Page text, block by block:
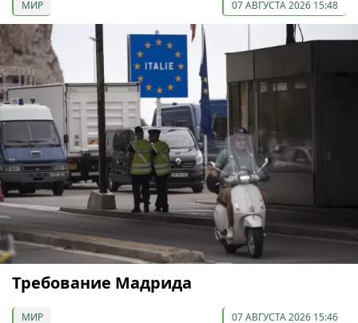
МИР 07 АВГУСТА 2026 15:48
Требование Мадрида
МИР 07 АВГУСТА 2026 15:46